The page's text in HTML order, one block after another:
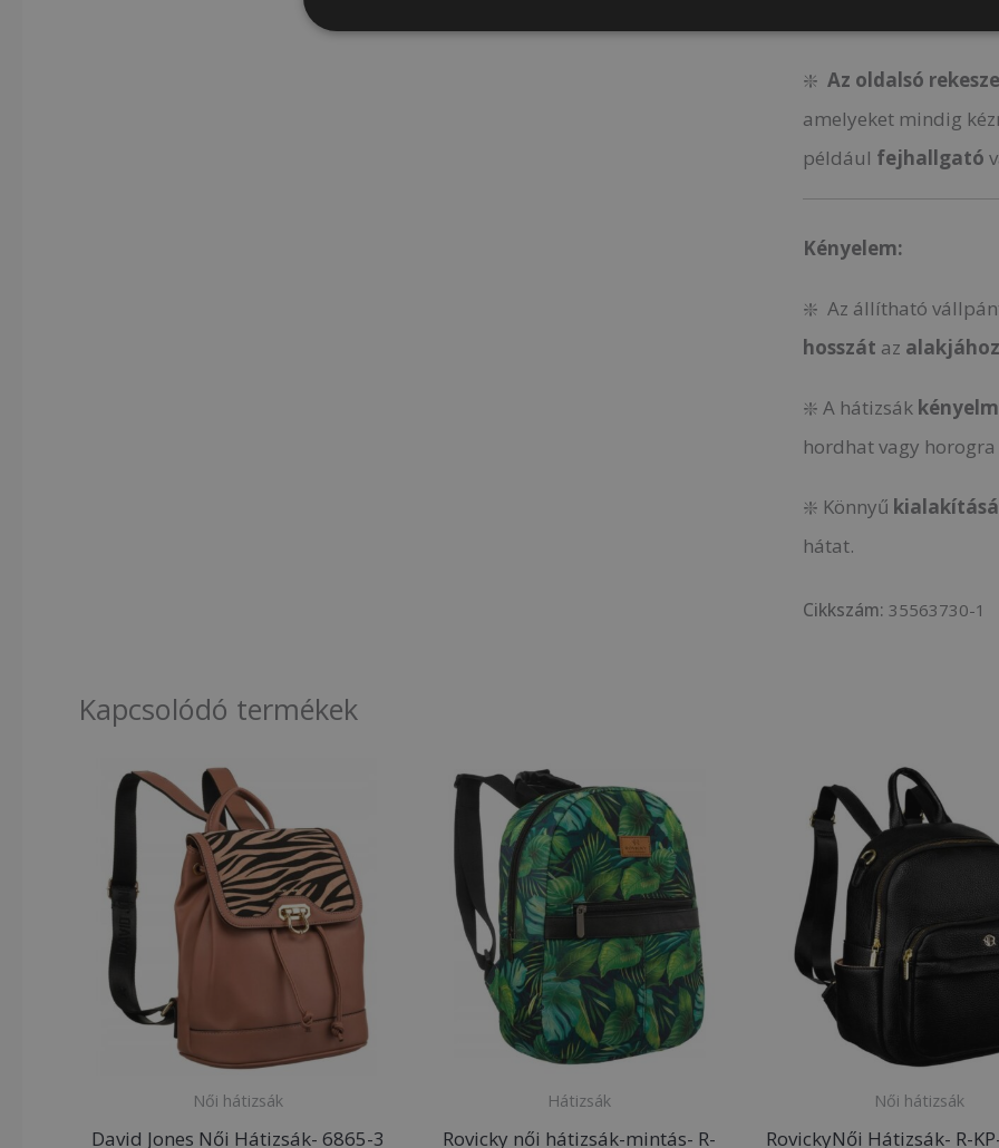
❇️Az oldalsó
amelyeket mindig
például fejhallgató
Kényelem:
❇️ Az állítható
hosszát az
❇️ A hátizsák
hordhat vagy
❇️ Könnyű
hátat.
Cikkszám:35563730-1
Kapcsolódó termékek
Női hátizsák
David Jones Női Hátizsák- 6865-3
Hátizsák
Rovicky női hátizsák-mintás- R-
Női hátizsák
RovickyNői Hátizsák- R-